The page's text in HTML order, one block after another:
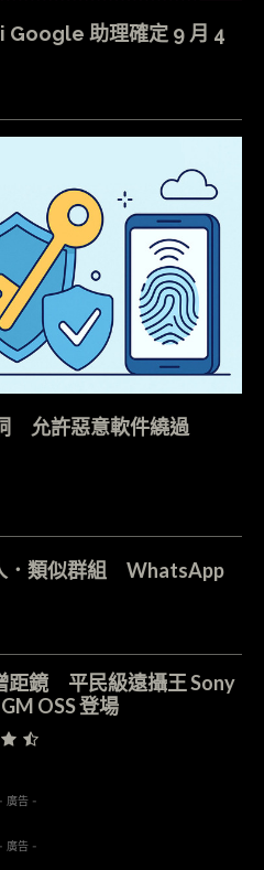
Google 助理確定 9 月 4
允許惡意軟件繞過
．類似群組 WhatsApp
距鏡 平民級遠攝王 Sony
OSS 登場
- 廣告 -
- 廣告 -